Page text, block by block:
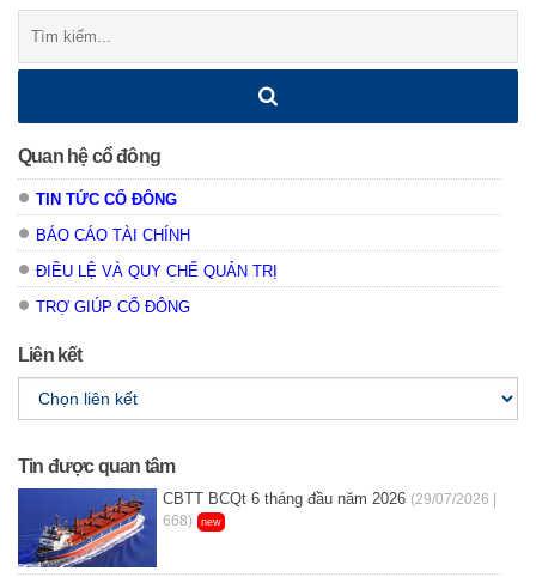
kiếm:
Quan hệ cổ đông
TIN TỨC CỔ ĐÔNG
BÁO CÁO TÀI CHÍNH
ĐIỀU LỆ VÀ QUY CHẾ QUẢN TRỊ
TRỢ GIÚP CỔ ĐÔNG
Liên kết
Tin được quan tâm
CBTT BCQt 6 tháng đầu năm 2026 (29/07/2026 |
668)
new